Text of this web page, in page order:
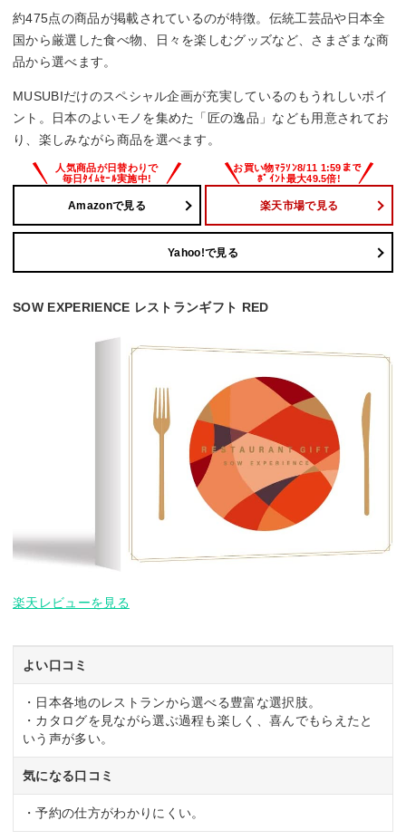
約475点の商品が掲載されているのが特徴。伝統工芸品や日本全
国から厳選した食べ物、日々を楽しむグッズなど、さまざまな商
品から選べます。
MUSUBIだけのスペシャル企画が充実しているのもうれしいポイ
ント。日本のよいモノを集めた「匠の逸品」なども用意されてお
り、楽しみながら商品を選べます。
Amazonで見る 楽天市場で見る
Yahoo!で見る
SOW EXPERIENCE レストランギフト RED
楽天レビューを見る
よい口コミ
・日本各地のレストランから選べる豊富な選択肢。
・カタログを見ながら選ぶ過程も楽しく、喜んでもらえたと
いう声が多い。
気になる口コミ
・予約の仕方がわかりにくい。